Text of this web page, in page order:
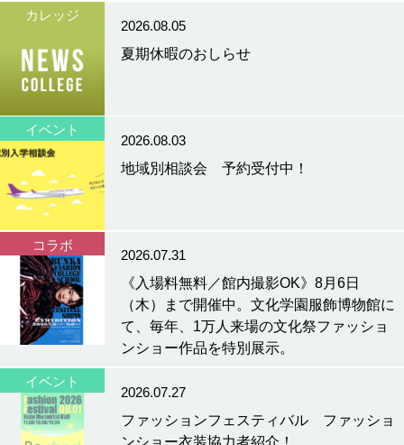
カレッジ
2026.08.05
夏期休暇のおしらせ
イベント
2026.08.03
地域別相談会 予約受付中！
コラボ
2026.07.31
《入場料無料／館内撮影OK》8月6日
（木）まで開催中。文化学園服飾博物館に
て、毎年、1万人来場の文化祭ファッショ
ンショー作品を特別展示。
イベント
2026.07.27
ファッションフェスティバル ファッショ
ンショー衣装協力者紹介！